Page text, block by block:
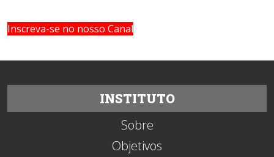
Inscreva-se no nosso Canal
INSTITUTO
Sobre
Objetivos